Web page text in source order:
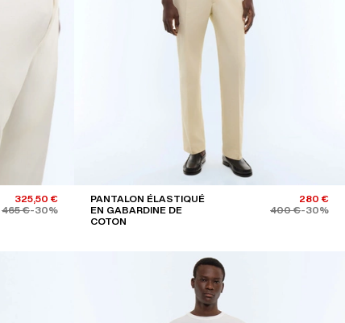
325,50 €
465 €-30%
PANTALON ÉLASTIQUÉ
EN GABARDINE DE
COTON
280 €
400 €-30%